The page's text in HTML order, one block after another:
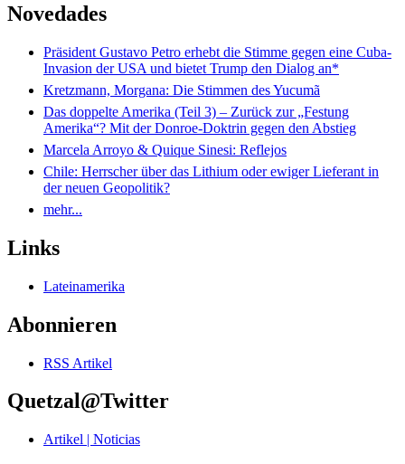
Novedades
Präsident Gustavo Petro erhebt die Stimme gegen eine Cuba-
Invasion der USA und bietet Trump den Dialog an*
Kretzmann, Morgana: Die Stimmen des Yucumã
Das doppelte Amerika (Teil 3) – Zurück zur „Festung
Amerika“? Mit der Donroe-Doktrin gegen den Abstieg
Marcela Arroyo & Quique Sinesi: Reflejos
Chile: Herrscher über das Lithium oder ewiger Lieferant in
der neuen Geopolitik?
mehr...
Links
Lateinamerika
Abonnieren
RSS Artikel
Quetzal@Twitter
Artikel | Noticias